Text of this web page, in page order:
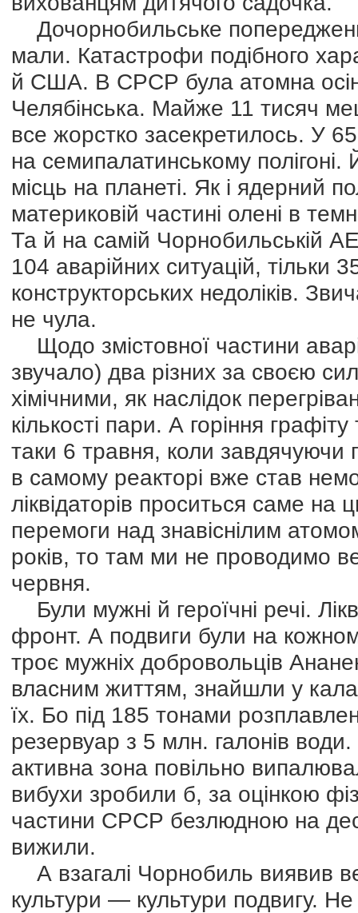
Дочорнобильське
мали. Катастрофи подібного
й США. В СРСР була атомна
Челябінська. Майже 11 тисяч
все жорстко засекретилось. У
на семипалатинському
місць на планеті. Як і ядерний
материковій частині олені в
Та й на самій Чорнобильській
104 аварійних ситуацій, тільки
конструкторських недоліків.
не чула.
Щодо змістовної частини
звучало) два різних за своєю
хімічними, як наслідок
кількості пари. А горіння
таки 6 травня, коли завдячуючи
в самому реакторі вже став
ліквідаторів проситься саме
перемоги над знавіснілим
років, то там ми не проводимо
червня.
Були мужні й героїчні речі.
фронт. А подвиги були на
троє мужніх добровольців
власним життям, знайшли у
їх. Бо під 185 тонами
резервуар з 5 млн. галонів
активна зона повільно
вибухи зробили б, за оцінкою
частини СРСР безлюдною на
вижили.
А взагалі Чорнобиль виявив
культури — культури подвигу.